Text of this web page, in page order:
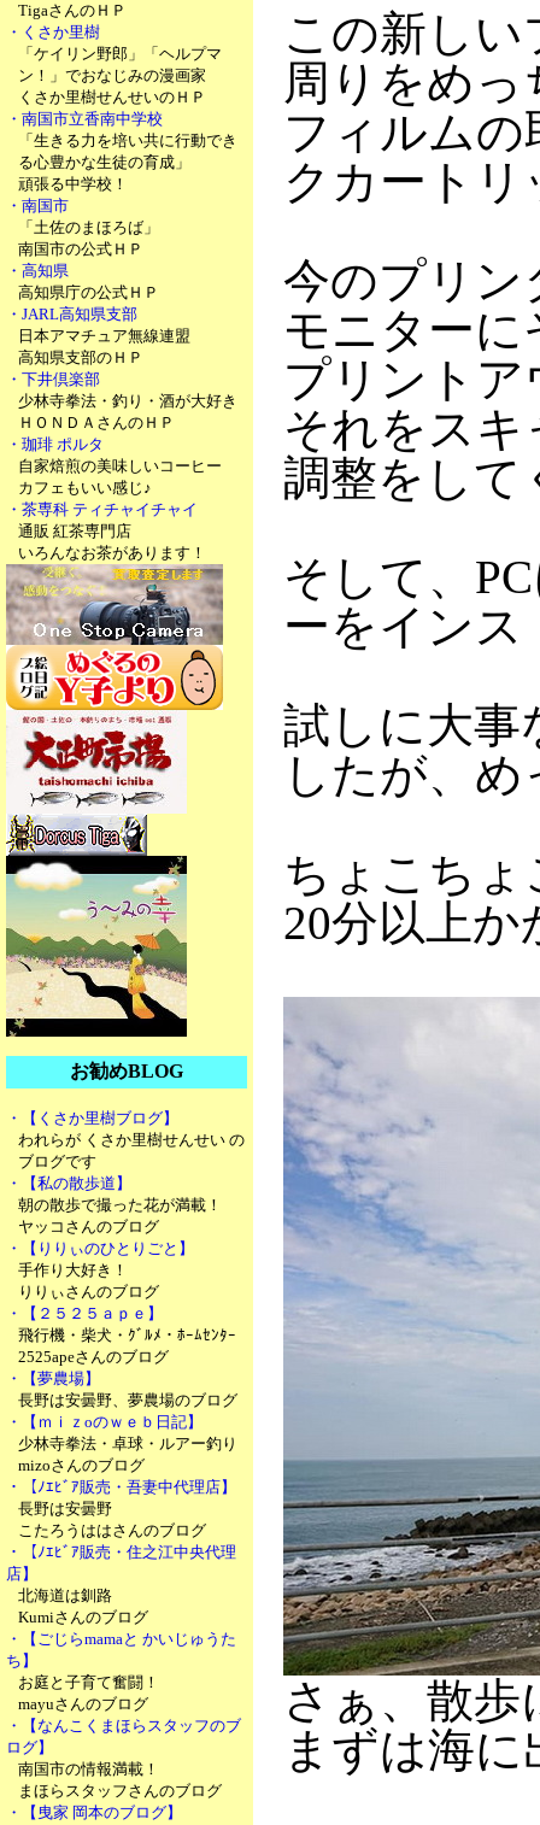
TigaさんのＨＰ
・くさか里樹
「ケイリン野郎」「ヘルプマ
ン！」でおなじみの漫画家
くさか里樹せんせいのＨＰ
・南国市立香南中学校
「生きる力を培い共に行動でき
る心豊かな生徒の育成」
頑張る中学校！
・南国市
「土佐のまほろば」
南国市の公式ＨＰ
・高知県
高知県庁の公式ＨＰ
・JARL高知県支部
日本アマチュア無線連盟
高知県支部のＨＰ
・下井倶楽部
少林寺拳法・釣り・酒が大好き
ＨＯＮＤＡさんのＨＰ
・珈琲 ポルタ
自家焙煎の美味しいコーヒー
カフェもいい感じ♪
・茶専科 ティチャイチャイ
通販 紅茶専門店
いろんなお茶があります！
お勧めBLOG
・【くさか里樹ブログ】
われらが くさか里樹せんせい の
ブログです
・【私の散歩道】
朝の散歩で撮った花が満載！
ヤッコさんのブログ
・【りりぃのひとりごと】
手作り大好き！
りりぃさんのブログ
・【２５２５ａｐｅ】
飛行機・柴犬・ｸﾞﾙﾒ・ﾎｰﾑｾﾝﾀｰ
2525apeさんのブログ
・【夢農場】
長野は安曇野、夢農場のブログ
・【ｍｉｚoのｗｅｂ日記】
少林寺拳法・卓球・ルアー釣り
mizoさんのブログ
・【ﾉｴﾋﾞｱ販売・吾妻中代理店】
長野は安曇野
こたろうははさんのブログ
・【ﾉｴﾋﾞｱ販売・住之江中央代理
店】
北海道は釧路
Kumiさんのブログ
・【ごじらmamaと かいじゅうた
ち】
お庭と子育て奮闘！
mayuさんのブログ
・【なんこくまほらスタッフのブ
ログ】
南国市の情報満載！
まほらスタッフさんのブログ
・【曳家 岡本のブログ】
この新し
周りをめ
フィルム
クカート
今のプリン
モニターに
プリントア
それをスキ
調整をして
そして、
ーをインス
試しに大事
したが、
ちょこちょ
20分以上
さぁ、散歩
まずは海